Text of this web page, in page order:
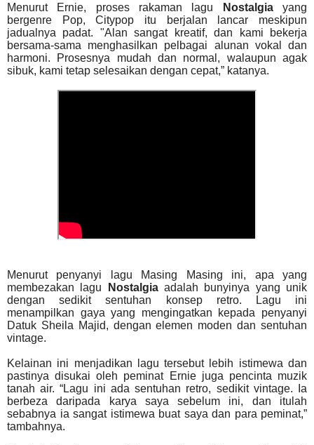
Menurut Ernie, proses rakaman lagu Nostalgiayang
bergenre Pop, Citypop itu berjalan lancar meskipun
jadualnya padat. "Alan sangat kreatif, dan kami bekerja
bersama-sama menghasilkan pelbagai alunan vokal dan
harmoni. Prosesnya mudah dan normal, walaupun agak
sibuk, kami tetap selesaikan dengan cepat,” katanya.
Menurut penyanyi lagu Masing Masing ini, apa yang
membezakan lagu
Nostalgiaadalah bunyinya yang unik
dengan sedikit sentuhan konsep retro. Lagu ini
menampilkan gaya yang mengingatkan kepada penyanyi
Datuk Sheila Majid, dengan elemen moden dan sentuhan
vintage.
Kelainan ini menjadikan lagu tersebut lebih istimewa dan
pastinya disukai oleh peminat Ernie juga pencinta muzik
tanah air. “Lagu ini ada sentuhan retro, sedikit vintage. Ia
berbeza daripada karya saya sebelum ini, dan itulah
sebabnya ia sangat istimewa buat saya dan para peminat,”
tambahnya.